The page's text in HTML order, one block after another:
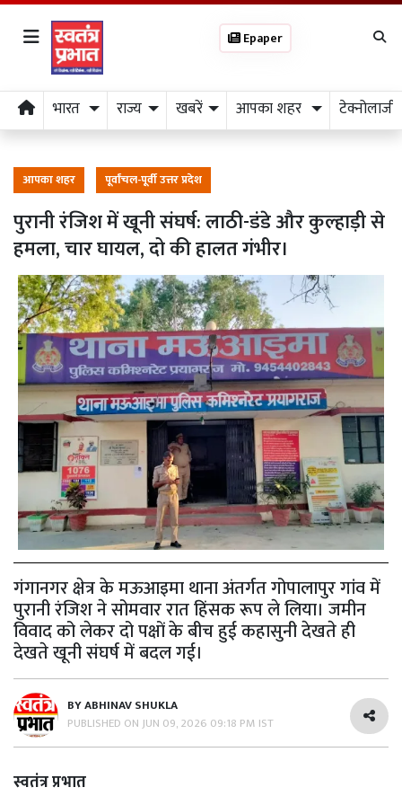
Epaper
भारत राज्य खबरें आपका शहर टेक्नोलाजी
आपका शहर पूर्वांचल-पूर्वी उत्तर प्रदेश
पुरानी रंजिश में खूनी संघर्ष: लाठी-डंडे और कुल्हाड़ी से
हमला, चार घायल, दो की हालत गंभीर।
गंगानगर क्षेत्र के मऊआइमा थाना अंतर्गत गोपालापुर गांव में
पुरानी रंजिश ने सोमवार रात हिंसक रूप ले लिया। जमीन
विवाद को लेकर दो पक्षों के बीच हुई कहासुनी देखते ही
देखते खूनी संघर्ष में बदल गई।
BYABHINAV SHUKLA
PUBLISHED ONJUN 09, 2026 09:18 PM IST
स्वतंत्र प्रभात